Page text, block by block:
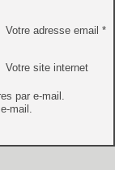
Votre adresse email *
Votre site internet
par e-mail.
mail.